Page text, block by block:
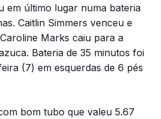
em último lugar numa bateria
Caitlin Simmers venceu e
Marks caiu para a
Bateria de 35 minutos foi
(7) em esquerdas de 6 pés
bom tubo que valeu 5.67